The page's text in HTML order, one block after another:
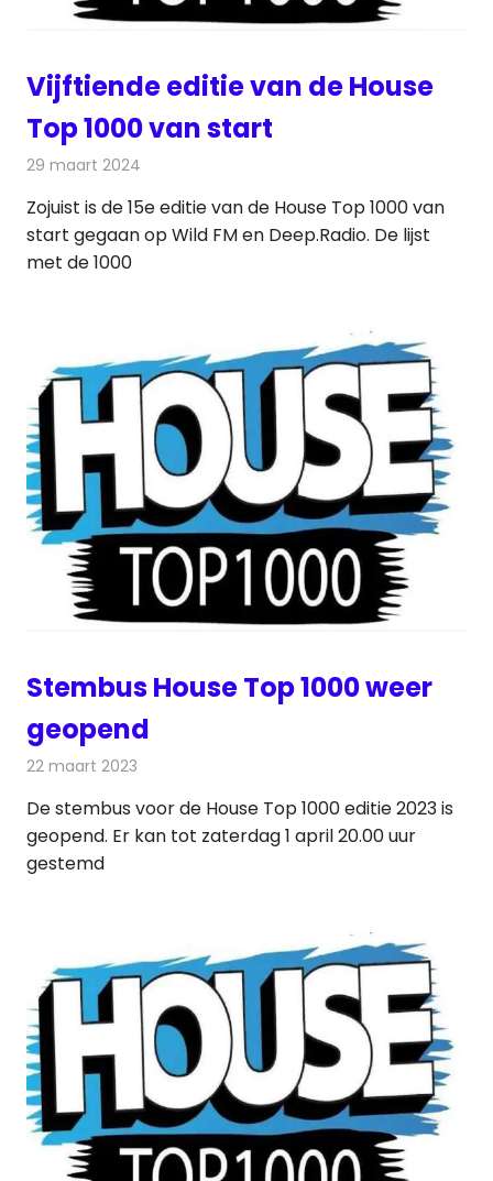
Vijftiende editie van de House
Top 1000 van start
29 maart 2024
Zojuist is de 15e editie van de House Top 1000 van
start gegaan op Wild FM en Deep.Radio. De lijst
met de 1000
Stembus House Top 1000 weer
geopend
22 maart 2023
De stembus voor de House Top 1000 editie 2023 is
geopend. Er kan tot zaterdag 1 april 20.00 uur
gestemd